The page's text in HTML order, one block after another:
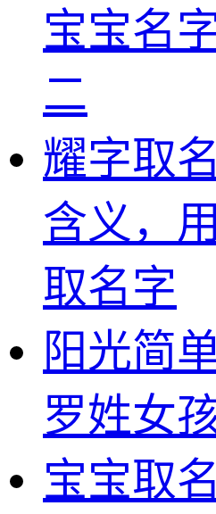
宝宝名
二
耀字取
含义，
取名字
阳光简
罗姓女
宝宝取